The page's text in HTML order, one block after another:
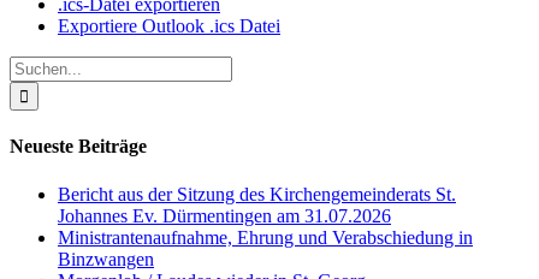
.ics-Datei exportieren
Exportiere Outlook .ics Datei
Suche
nach:
Neueste Beiträge
Bericht aus der Sitzung des Kirchengemeinderats St.
Johannes Ev. Dürmentingen am 31.07.2026
Ministrantenaufnahme, Ehrung und Verabschiedung in
Binzwangen